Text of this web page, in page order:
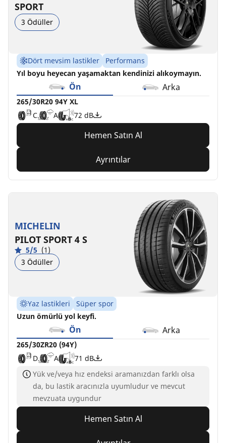
SPORT
3 Ödüller
Dört mevsim lastikler
Performans
Yıl boyu heyecan yaşamaktan kendinizi alıkoymayın.
Ön Arka
265/30R20 94Y XL
C
A 72 dB
Hemen Satın Al
Ayrıntılar
MICHELIN
PILOT SPORT 4 S
5/5 (1)
3 Ödüller
Yaz lastikleri
Süper spor
Uzun ömürlü yol keyfi.
Ön Arka
265/30ZR20 (94Y)
D
A 71 dB
Yük ve/veya hız endeksi aramanızdan farklı olsa
da, bu lastik aracınızla uyumludur ve mevcut
mevzuata uygundur
Hemen Satın Al